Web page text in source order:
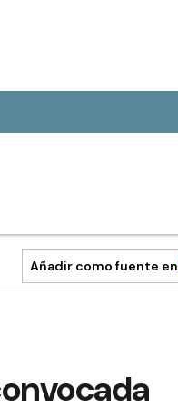
Añadir como fuente en